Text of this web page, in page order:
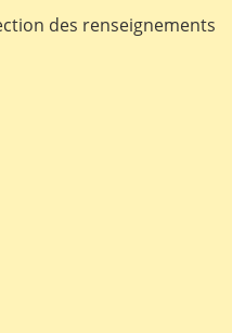
des renseignements